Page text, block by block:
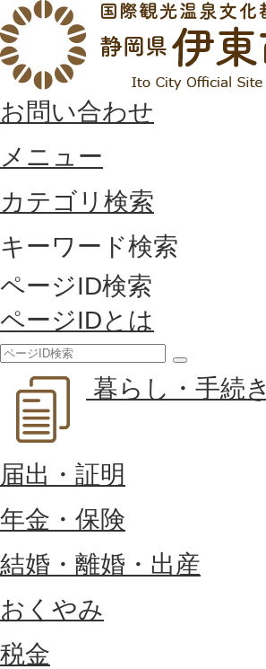
お問い合わせ
メニュー
カテゴリ検索
キーワード検索
ページID検索
ページIDとは
索
暮らし・手続き
届出・証明
年金・保険
結婚・離婚・出産
おくやみ
税金